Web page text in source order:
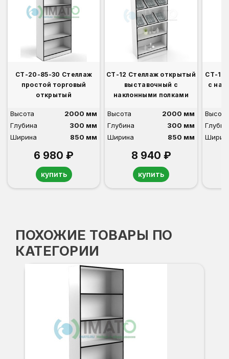
СТ-20-85-30 Стеллаж
простой торговый
открытый
Высота
2000 мм
Глубина
300 мм
Ширина
850 мм
6 980 ₽
купить
СТ-12 Стеллаж открытый
выставочный с
наклонными полками
Высота
2000 мм
Глубина
300 мм
Ширина
850 мм
8 940 ₽
купить
СТ-11
с
Высота
ПОХОЖИЕ ТОВАРЫ ПО
КАТЕГОРИИ